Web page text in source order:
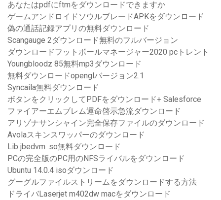
あなたはpdfにftmをダウンロードできますか
ゲームアンドロイドソウルブレードAPKをダウンロード
偽の通話記録アプリの無料ダウンロード
Scangauge 2ダウンロード無料のフルバージョン
ダウンロードフットボールマネージャー2020 pcトレント
Youngbloodz 85無料mp3ダウンロード
無料ダウンロードopenglバージョン2.1
Syncaila無料ダウンロード
ボタンをクリックしてPDFをダウンロード+ Salesforce
ファイアーエムブレム運命啓示急流ダウンロード
アリゾナサンシャイン完全保存ファイルのダウンロード
Avolaスキンスワッパーのダウンロード
Lib jbedvm .so無料ダウンロード
PCの完全版のPC用のNFSライバルをダウンロード
Ubuntu 14.0.4 isoダウンロード
グーグルファイルストリームをダウンロードする方法
ドライバLaserjet m402dw macをダウンロード